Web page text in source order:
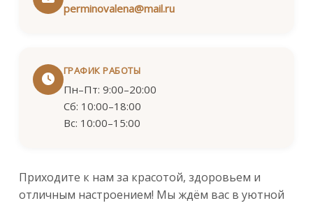
perminovalena@mail.ru
ГРАФИК РАБОТЫ
Пн–Пт: 9:00–20:00
Сб: 10:00–18:00
Вс: 10:00–15:00
Приходите к нам за красотой, здоровьем и
отличным настроением! Мы ждём вас в уютной